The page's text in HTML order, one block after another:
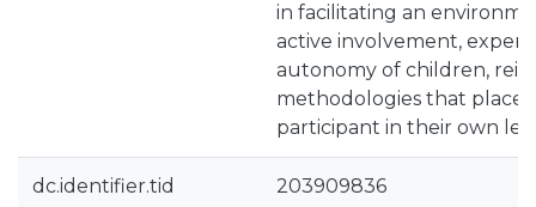
in facilitating an
active involvement,
autonomy of children,
methodologies that place
participant in their own
dc.identifier.tid 203909836